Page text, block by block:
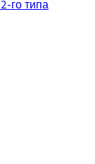
го типа